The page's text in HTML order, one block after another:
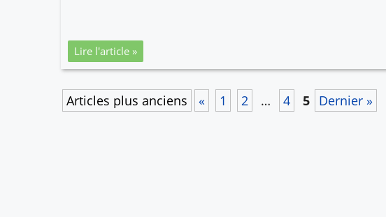
Lire l'article »
Post
Articles plus anciens « Pagina
1 Pagina
2 … Pagina
4 Pagina
5 Dernier »